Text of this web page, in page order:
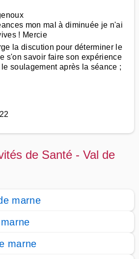
mon mal à diminuée je n'ai
! Mercie
la discution pour déterminer le
s'on savoir faire son expérience
soulagement après la séance ;
de Santé - Val de
marne
marne